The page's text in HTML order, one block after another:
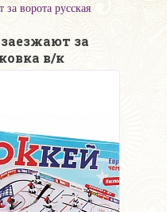
ворота русская
за
в/к